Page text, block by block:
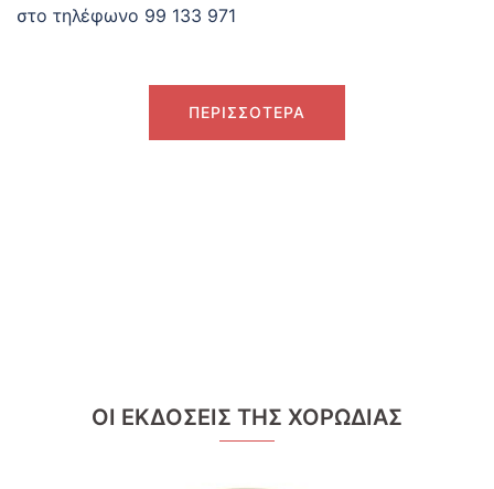
στο τηλέφωνο 99 133 971
ΠΕΡΙΣΣΟΤΕΡΑ
ΟΙ ΕΚΔΟΣΕΙΣ ΤΗΣ ΧΟΡΩΔΙΑΣ